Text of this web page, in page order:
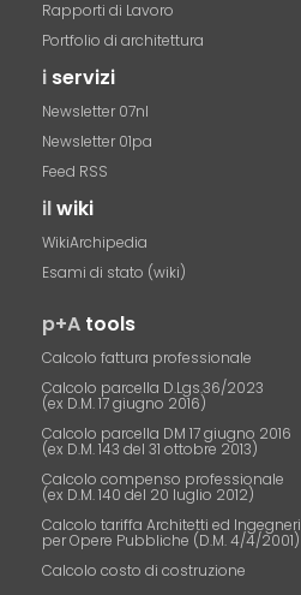
Rapporti di Lavoro
Portfolio di architettura
i servizi
Newsletter 07nl
Newsletter 01pa
Feed RSS
ilwiki
WikiArchipedia
Esami di stato (wiki)
p+A tools
Calcolo fattura professionale
Calcolo parcella D.Lgs.36/2023
(ex D.M. 17 giugno 2016)
Calcolo parcella DM 17 giugno 2016
(ex D.M. 143 del 31 ottobre 2013)
Calcolo compenso professionale
(ex D.M. 140 del 20 luglio 2012)
Calcolo tariffa Architetti ed Ingegneri
per Opere Pubbliche (D.M. 4/4/2001)
Calcolo costo di costruzione